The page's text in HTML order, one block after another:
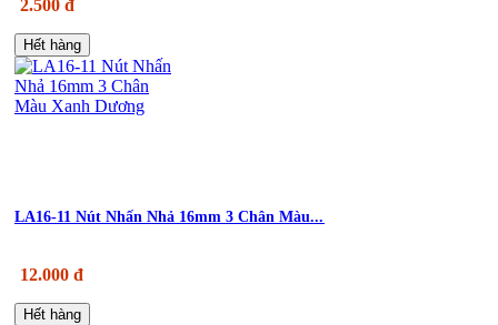
2.500 đ
Hết hàng
LA16-11 Nút Nhấn Nhả 16mm 3 Chân Màu...
12.000 đ
Hết hàng